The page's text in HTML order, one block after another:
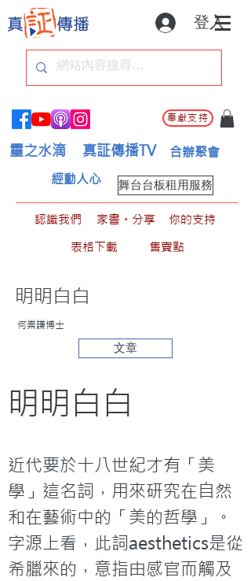
登入
奉獻支持
靈之水滴 真証傳播TV 合辦聚會
舞台台板租用服務
經動人心
認識我們 家書。分享
你的支持
表格下載
售賣點
明明白白
何崇謙博士
文章
明明白白
近代要於十八世紀才有「美
學」這名詞，用來研究在自然
和在藝術中的「美的哲學」。
字源上看，此詞aesthetics是從
希臘來的，意指由感官而觸及